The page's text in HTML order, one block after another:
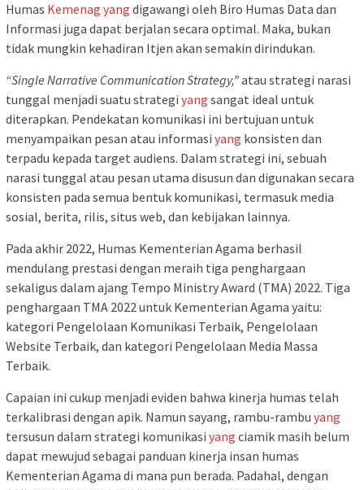
Humas Kemenag yang digawangi oleh Biro Humas Data dan
Informasi juga dapat berjalan secara optimal. Maka, bukan
tidak mungkin kehadiran Itjen akan semakin dirindukan.
“Single Narrative Communication Strategy,”atau strategi narasi
tunggal menjadi suatu strategi yang sangat ideal untuk
diterapkan. Pendekatan komunikasi ini bertujuan untuk
menyampaikan pesan atau informasi yang konsisten dan
terpadu kepada target audiens. Dalam strategi ini, sebuah
narasi tunggal atau pesan utama disusun dan digunakan secara
konsisten pada semua bentuk komunikasi, termasuk media
sosial, berita, rilis, situs web, dan kebijakan lainnya.
Pada akhir 2022, Humas Kementerian Agama berhasil
mendulang prestasi dengan meraih tiga penghargaan
sekaligus dalam ajang Tempo Ministry Award (TMA) 2022. Tiga
penghargaan TMA 2022 untuk Kementerian Agama yaitu:
kategori Pengelolaan Komunikasi Terbaik, Pengelolaan
Website Terbaik, dan kategori Pengelolaan Media Massa
Terbaik.
Capaian ini cukup menjadi eviden bahwa kinerja humas telah
terkalibrasi dengan apik. Namun sayang, rambu-rambu yang
tersusun dalam strategi komunikasi yang ciamik masih belum
dapat mewujud sebagai panduan kinerja insan humas
Kementerian Agama di mana pun berada. Padahal, dengan